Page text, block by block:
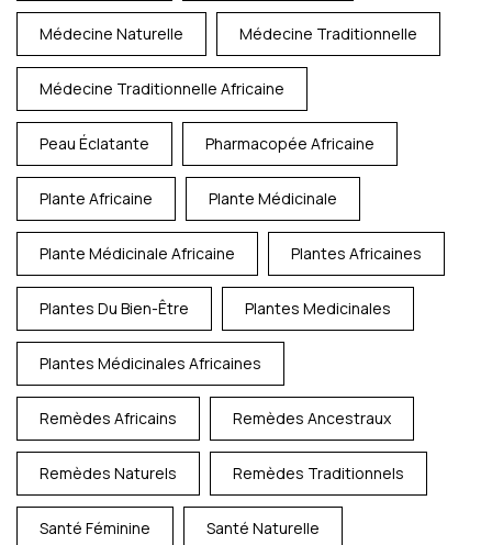
Médecine Naturelle Médecine Traditionnelle
Médecine Traditionnelle Africaine
Peau Éclatante Pharmacopée Africaine
Plante Africaine Plante Médicinale
Plante Médicinale Africaine Plantes Africaines
Plantes Du Bien-Être Plantes Medicinales
Plantes Médicinales Africaines
Remèdes Africains Remèdes Ancestraux
Remèdes Naturels Remèdes Traditionnels
Santé Féminine Santé Naturelle